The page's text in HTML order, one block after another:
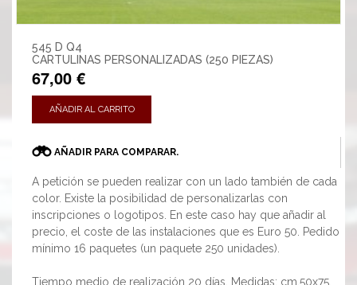
545 D Q4
CARTULINAS PERSONALIZADAS (250 PIEZAS)
67,00 €
AÑADIR AL CARRITO
AÑADIR PARA COMPARAR.
A petición se pueden realizar con un lado también de cada
color. Existe la posibilidad de personalizarlas con
inscripciones o logotipos. En este caso hay que añadir al
precio, el coste de las instalaciones que es Euro 50. Pedido
mínimo 16 paquetes (un paquete 250 unidades).
Tiempo medio de realización 20 días. Medidas: cm.50x75,